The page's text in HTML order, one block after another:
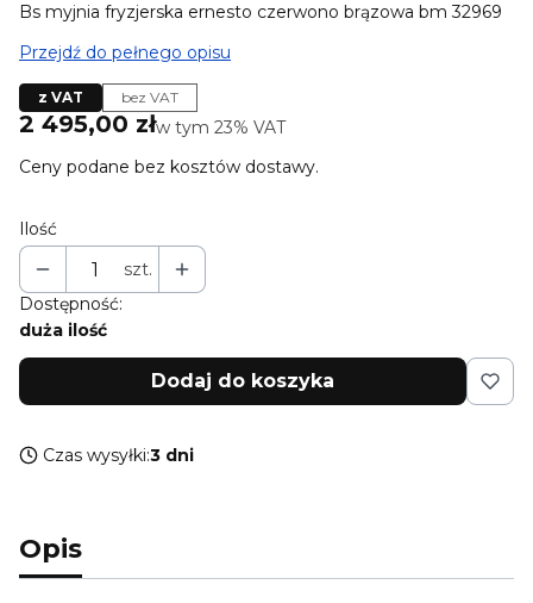
Bs myjnia fryzjerska ernesto czerwono brązowa bm 32969
Przejdź do pełnego opisu
z VAT bez VAT
Cena
2 495,00 złw tym 23% VAT
w tym 23% VAT
Ceny podane bez kosztów dostawy.
Ilość
szt.
Dostępność:
duża ilość
Dodaj do koszyka
Czas wysyłki:3 dni
Opis